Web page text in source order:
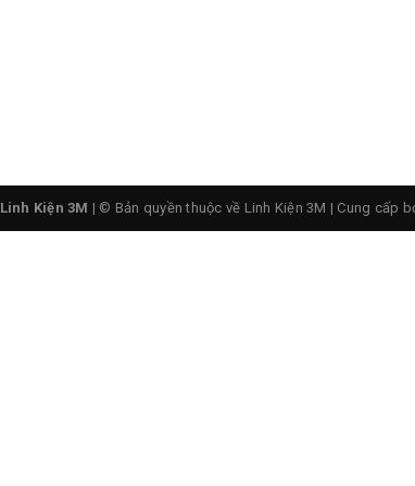
Thực DS3231 AT24C32 I2C
Linh Kiện 3M | © Bản quyền thuộc về Linh Kiện 3M | Cung cấp